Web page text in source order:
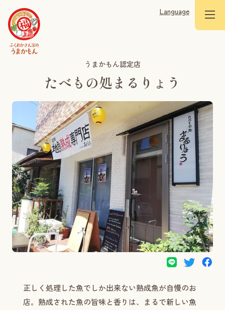
Language
うまかもん認定店
たべもの処まるりょう
正しく処理した魚でしか出来ない熟成魚が自慢のお
店。熟成された魚の旨味と香りは、まるで新しい魚